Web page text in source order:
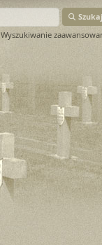
Szukaj
Wyszukiwanie